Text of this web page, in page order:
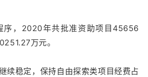
序，2020年共批准资助项目45656
万元。
续稳定，保持自由探索类项目经费占